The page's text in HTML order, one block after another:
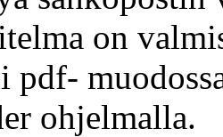
on
pdf-
ohjelmalla.